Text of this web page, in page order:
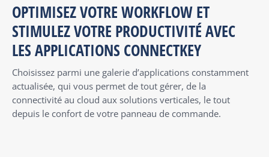
OPTIMISEZ VOTRE WORKFLOW ET
STIMULEZ VOTRE PRODUCTIVITÉ AVEC
LES APPLICATIONS CONNECTKEY
Choisissez parmi une galerie d’applications constamment
actualisée, qui vous permet de tout gérer, de la
connectivité au cloud aux solutions verticales, le tout
depuis le confort de votre panneau de commande.